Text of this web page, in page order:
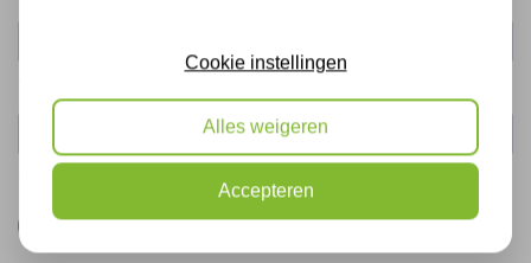
De gegevens die u hier verstrekt vallen onder ons
Bel mij terug
Cookie instellingen
Alles weigeren
Accepteren